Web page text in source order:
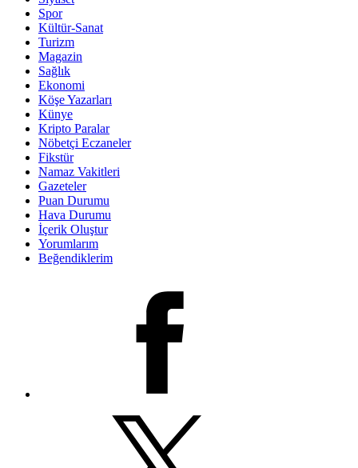
Spor
Kültür-Sanat
Turizm
Magazin
Sağlık
Ekonomi
Köşe Yazarları
Künye
Kripto Paralar
Nöbetçi Eczaneler
Fikstür
Namaz Vakitleri
Gazeteler
Puan Durumu
Hava Durumu
İçerik Oluştur
Yorumlarım
Beğendiklerim